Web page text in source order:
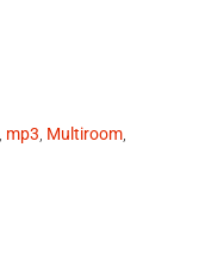
mp3 Multiroom